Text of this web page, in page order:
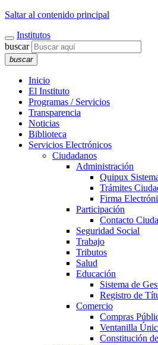
Saltar al contenido principal
Institutos
buscar
buscar
Inicio
El Instituto
Programas / Servicios
Transparencia
Noticias
Biblioteca
Servicios Electrónicos
Ciudadanos
Administración
Quipux
Trámites
Firma
Participación
Contacto
Seguridad Social
Trabajo
Tributos
Salud
Educación
Sistema de
Registro de
Comercio
Compras
Ventanilla
Constitución